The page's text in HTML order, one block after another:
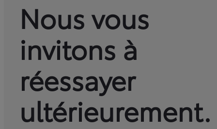
Nous vous
invitons à
réessayer
ultérieurement.